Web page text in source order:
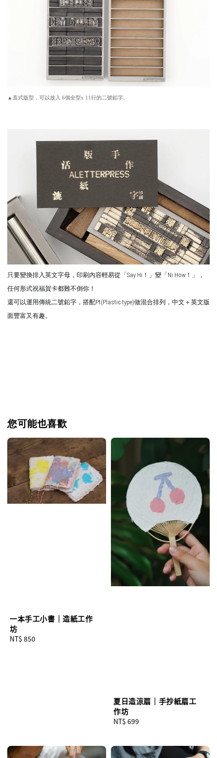
▲直式版型，可以放入 6個全型x 11行的二號鉛字。
只要變換排入英文字母，印刷內容輕易從「Say Hi！」變「Ni How！」，
任何形式祝福賀卡都難不倒你！
還可以運用傳統二號鉛字，搭配Pt(Plastic type)做混合排列，中文＋英文版
面豐富又有趣。
您可能也喜歡
一本手工小書｜造紙工作
坊
Regular
NT$ 850
夏日造涼扇｜手抄紙扇工
作坊
Regular
NT$ 699